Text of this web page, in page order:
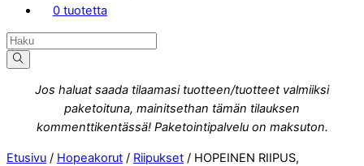
0 tuotetta
Jos haluat saada tilaamasi tuotteen/tuotteet valmiiksi
paketoituna, mainitsethan tämän tilauksen
kommenttikentässä! Paketointipalvelu on maksuton.
Etusivu / Hopeakorut / Riipukset / HOPEINEN RIIPUS,